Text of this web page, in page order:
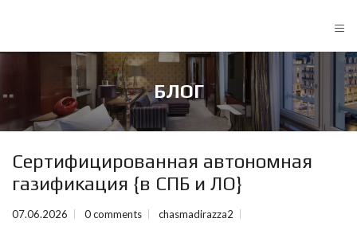
≡
БЛОГ
Сертифицированная автономная
газификация {в СПБ и ЛО}
07.06.2026 0 comments
chasmadirazza2